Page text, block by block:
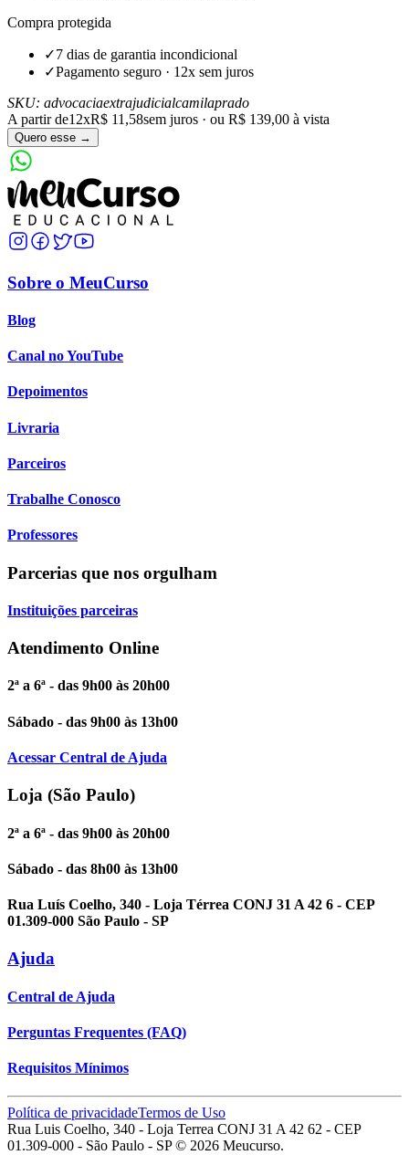
Compra protegida
✓7 dias de garantia incondicional
✓Pagamento seguro · 12x sem juros
SKU: advocaciaextrajudicialcamilaprado
A partir de12xR$ 11,58sem juros · ou R$ 139,00 à vista
Quero esse →
Sobre o MeuCurso
Blog
Canal no YouTube
Depoimentos
Livraria
Parceiros
Trabalhe Conosco
Professores
Parcerias que nos orgulham
Instituições parceiras
Atendimento Online
2ª a 6ª - das 9h00 às 20h00
Sábado - das 9h00 às 13h00
Acessar Central de Ajuda
Loja (São Paulo)
2ª a 6ª - das 9h00 às 20h00
Sábado - das 8h00 às 13h00
Rua Luís Coelho, 340 - Loja Térrea CONJ 31 A 42 6 - CEP
01.309-000 São Paulo - SP
Ajuda
Central de Ajuda
Perguntas Frequentes (FAQ)
Requisitos Mínimos
Política de privacidadeTermos de Uso
Rua Luis Coelho, 340 - Loja Terrea CONJ 31 A 42 62 - CEP
01.309-000 - São Paulo - SP © 2026 Meucurso.